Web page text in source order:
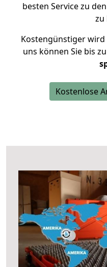
besten Service zu den
zu
Kostengünstiger
uns können Sie bis zu
Kostenlose